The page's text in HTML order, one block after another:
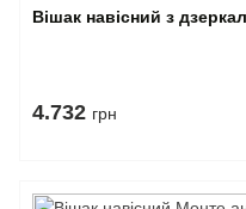
Вішак навісний з
4.732 грн